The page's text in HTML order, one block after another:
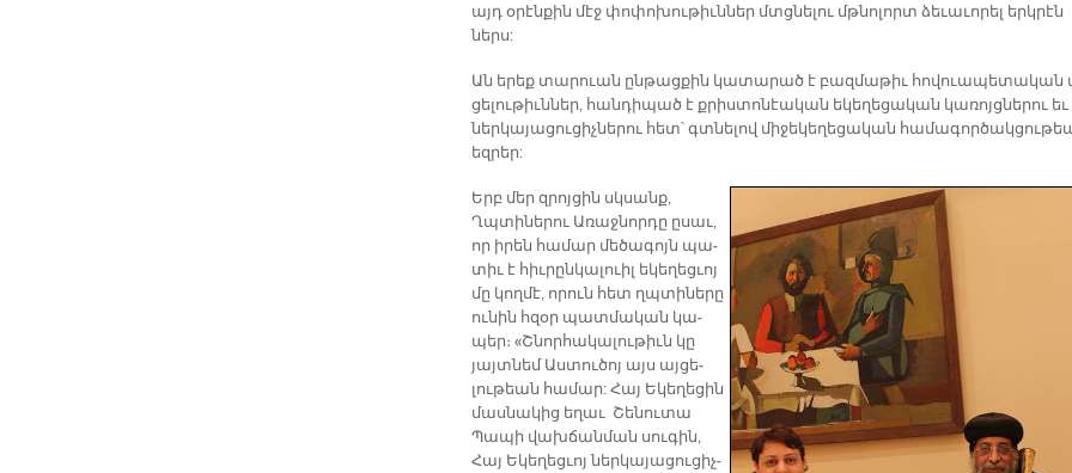
այդ օ­րէն­քին մէջ փո­փո­խու­թիւն­ներ մտցնե­լու մթնո­լորտ ձե­ւա­ւո­րել երկ­րէն
ներս:
Ան ե­րեք տա­րուան ըն­թաց­քին կա­տա­րած է բազ­մա­թիւ հով­ուա­պե­տա­կան
ցե­լու­թիւն­ներ, հան­դի­պած է քրիս­տո­նէա­կան ե­կե­ղե­ցա­կան կա­ռոյց­նե­րու եւ
ներ­կա­յա­ցու­ցիչ­նե­րու հետ՝ գտնե­լով մի­ջե­կե­ղե­ցա­կան
եզ­րեր:
Երբ մեր զրոյ­ցին սկսանք,
Ղպտի­նե­րու Ա­ռաջ­նոր­դը ը­սաւ,
որ ի­րեն հա­մար մե­ծա­գոյն պա­
տիւ է հիւ­րըն­կա­լուիլ ե­կե­ղեց­ւոյ
մը կող­մէ, ո­րուն հետ ղպտի­նե­րը
ու­նին հզօր պատ­մա­կան կա­
պեր։ «Շնոր­հա­կա­լու­թիւն կը
յայտ­նեմ Աստ­ու­ծոյ այս այ­ցե­
լու­թեան հա­մար: Հայ Ե­կե­ղե­ցին
մաս­նա­կից ե­ղաւ Շենուտա
Պա­պի վախ­ճան­ման սու­գին,
Հայ Ե­կե­ղեց­ւոյ ներ­կա­յա­ցու­ցիչ­